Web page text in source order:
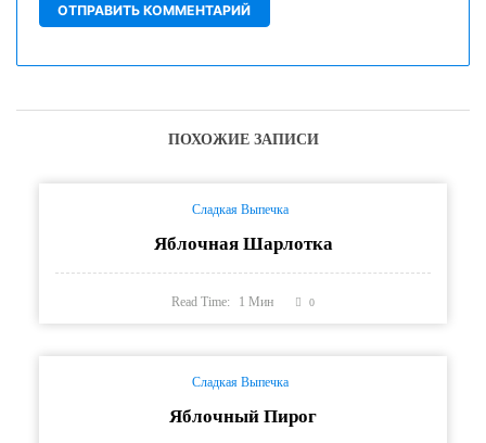
ПОХОЖИЕ ЗАПИСИ
Сладкая Выпечка
Яблочная Шарлотка
Read Time: 1Мин 0
Сладкая Выпечка
Яблочный Пирог